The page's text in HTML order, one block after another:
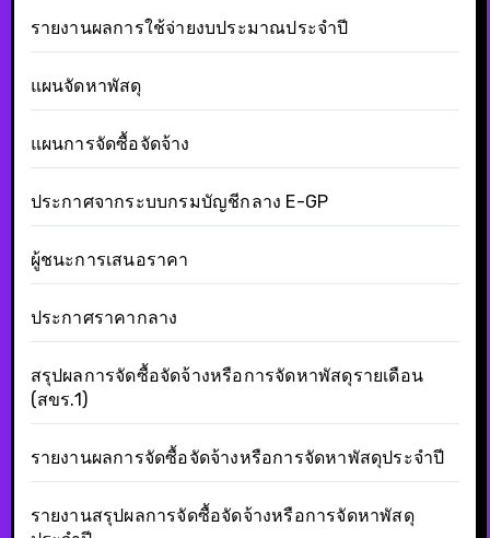
รายงานผลการใช้จ่ายงบประมาณประจำปี
แผนจัดหาพัสดุ
แผนการจัดซื้อจัดจ้าง
ประกาศจากระบบกรมบัญชีกลาง E-GP
ผู้ชนะการเสนอราคา
ประกาศราคากลาง
สรุปผลการจัดซื้อจัดจ้างหรือการจัดหาพัสดุรายเดือน
(สขร.1)
รายงานผลการจัดซื้อจัดจ้างหรือการจัดหาพัสดุประจำปี
รายงานสรุปผลการจัดซื้อจัดจ้างหรือการจัดหาพัสดุ